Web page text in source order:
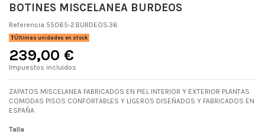
BOTINES MISCELANEA BURDEOS
Referencia 55065-2.BURDEOS.36
Últimas unidades en stock
239,00 €
Impuestos incluidos
ZAPATOS MISCELANEA FABRICADOS EN PIEL INTERIOR Y EXTERIOR PLANTAS
COMODAS PISOS CONFORTABLES Y LIGEROS DISEÑADOS Y FABRICADOS EN
ESPAÑA
Talla